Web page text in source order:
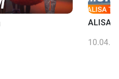
ALISA
10.04.26